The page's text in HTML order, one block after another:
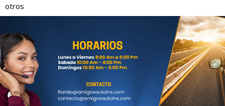
otros